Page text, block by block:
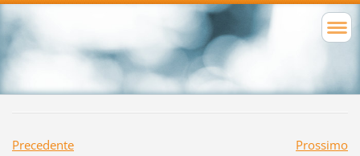
Precedente
Prossimo